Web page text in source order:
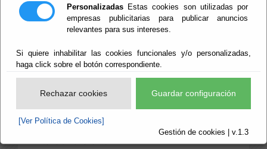
Personalizadas Estas cookies son utilizadas por
empresas publicitarias para publicar anuncios
relevantes para sus intereses.
Si quiere inhabilitar las cookies funcionales y/o personalizadas,
haga click sobre el botón correspondiente.
Rechazar cookies Guardar configuración
[Ver Política de Cookies]
Gestión de cookies | v.1.3
Análisis de datos
ArchiCAD
Arquitectura
Artes culinarias
Artes Gráficas
Artesanía